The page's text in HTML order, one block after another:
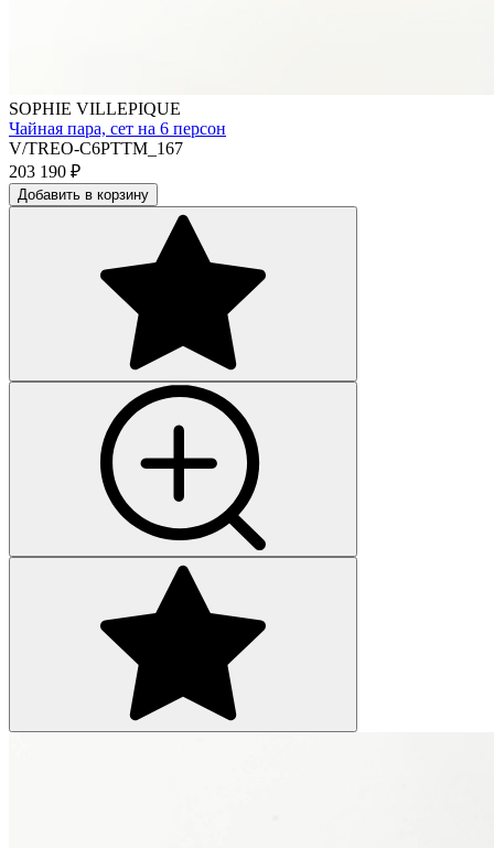
SOPHIE VILLEPIQUE
Чайная пара, сет на 6 персон
V/TREO-C6PTTM_167
203 190 ₽
Добавить в корзину